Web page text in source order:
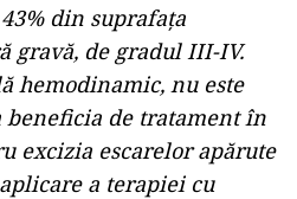
din suprafaţa
gravă, de gradul III-IV.
hemodinamic, nu este
beneficia de tratament în
excizia escarelor apărute
a terapiei cu